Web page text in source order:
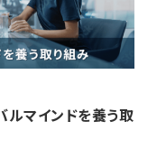
ルマインドを養う取